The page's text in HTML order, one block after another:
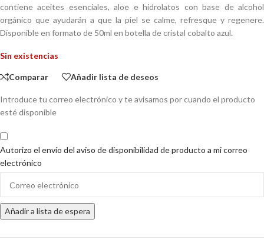
contiene aceites esenciales, aloe e hidrolatos con base de alcohol
orgánico que ayudarán a que la piel se calme, refresque y regenere.
Disponible en formato de 50ml en botella de cristal cobalto azul.
Sin existencias
Comparar Añadir lista de deseos
Introduce tu correo electrónico y te avisamos por cuando el producto
esté disponible
Autorizo el envío del aviso de disponibilidad de producto a mi correo
electrónico
your
email
address
Añadir a lista de espera